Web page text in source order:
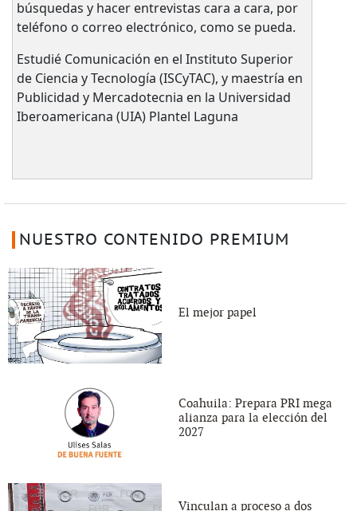
búsquedas y hacer entrevistas cara a cara, por
teléfono o correo electrónico, como se pueda.
Estudié Comunicación en el Instituto Superior
de Ciencia y Tecnología (ISCyTAC), y maestría en
Publicidad y Mercadotecnia en la Universidad
Iberoamericana (UIA) Plantel Laguna
NUESTRO CONTENIDO PREMIUM
El mejor papel
Coahuila: Prepara PRI mega
alianza para la elección del
2027
Vinculan a proceso a dos